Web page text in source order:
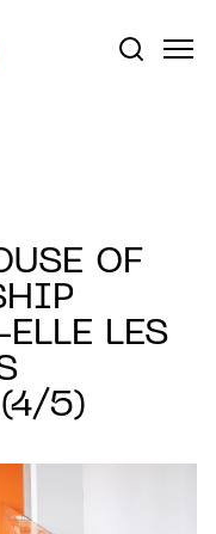
OF
LES
(4/5)